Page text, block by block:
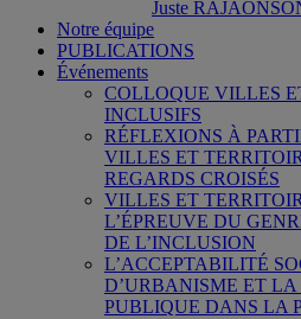
Juste
Notre équipe
PUBLICATIONS
Événements
COLLOQUE VILLES
INCLUSIFS
RÉFLEXIONS À
VILLES ET
REGARDS CROISÉS
VILLES ET
L’ÉPREUVE DU
DE L’INCLUSION
L’ACCEPTABILITÉ
D’URBANISME ET LA
PUBLIQUE DANS LA